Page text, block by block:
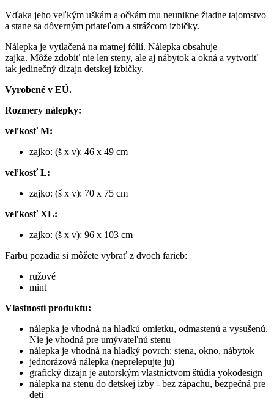
Vďaka jeho veľkým uškám a očkám mu neunikne žiadne tajomstvo
a stane sa dôverným priateľom a strážcom izbičky.
Nálepka je vytlačená na matnej fólií. Nálepka obsahuje
zajka. Môže zdobiť nie len steny, ale aj nábytok a okná a vytvoriť
tak jedinečný dizajn detskej izbičky.
Vyrobené v EÚ.
Rozmery nálepky:
veľkosť M:
zajko: (š x v): 46 x 49 cm
veľkosť L:
zajko: (š x v): 70 x 75 cm
veľkosť XL:
zajko: (š x v): 96 x 103 cm
Farbu pozadia si môžete vybrať z dvoch farieb:
ružové
mint
Vlastnosti produktu:
nálepka je vhodná na hladkú omietku, odmastenú a vysušenú.
Nie je vhodná pre umývateľnú stenu
nálepka je vhodná na hladký povrch: stena, okno, nábytok
jednorázová nálepka (neprelepujte ju)
grafický dizajn je autorským vlastníctvom štúdia yokodesign
nálepka na stenu do detskej izby - bez zápachu, bezpečná pre
deti